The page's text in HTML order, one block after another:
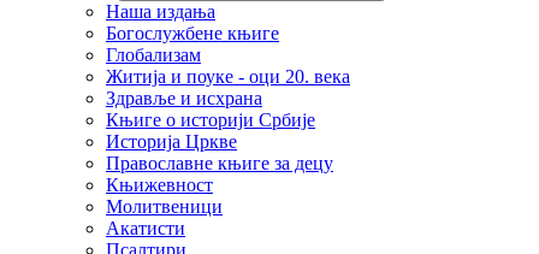
Наша издања
Богослужбене књиге
Глобализам
Житија и поуке - оци 20. века
Здравље и исхрана
Књиге о историји Србије
Историја Цркве
Православне књиге за децу
Књижевност
Молитвеници
Акатисти
Псалтири